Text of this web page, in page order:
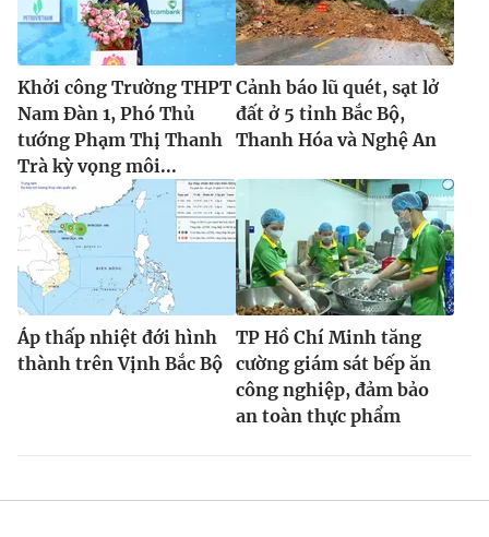
Khởi công Trường THPT
Nam Đàn 1, Phó Thủ
tướng Phạm Thị Thanh
Trà kỳ vọng môi...
Cảnh báo lũ quét, sạt lở
đất ở 5 tỉnh Bắc Bộ,
Thanh Hóa và Nghệ An
Áp thấp nhiệt đới hình
thành trên Vịnh Bắc Bộ
TP Hồ Chí Minh tăng
cường giám sát bếp ăn
công nghiệp, đảm bảo
an toàn thực phẩm